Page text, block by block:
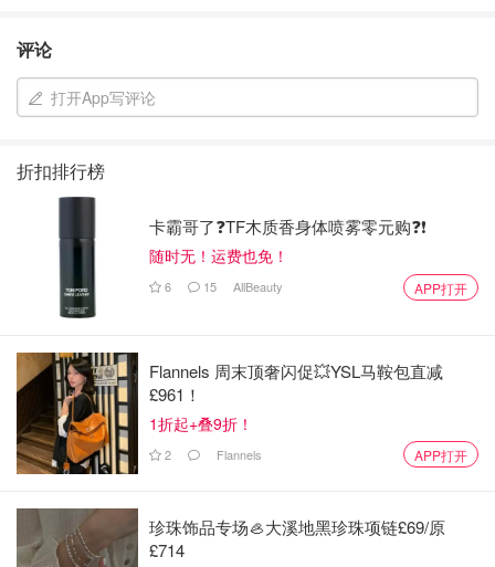
今天的早餐：
自製豬肉包 261 卡
咖啡那提120卡
綜合水果盤99 卡
早餐一共攝入480 大卡
评论
打开App写评论
折扣排行榜
卡霸哥了❓TF木质香身体喷雾零元购❓❗
随时无！运费也免！
6 15 AllBeauty APP打开
Flannels 周末顶奢闪促💥YSL马鞍包直减
£961！
1折起+叠9折！
2 Flannels APP打开
珍珠饰品专场🦪大溪地黑珍珠项链£69/原
£714